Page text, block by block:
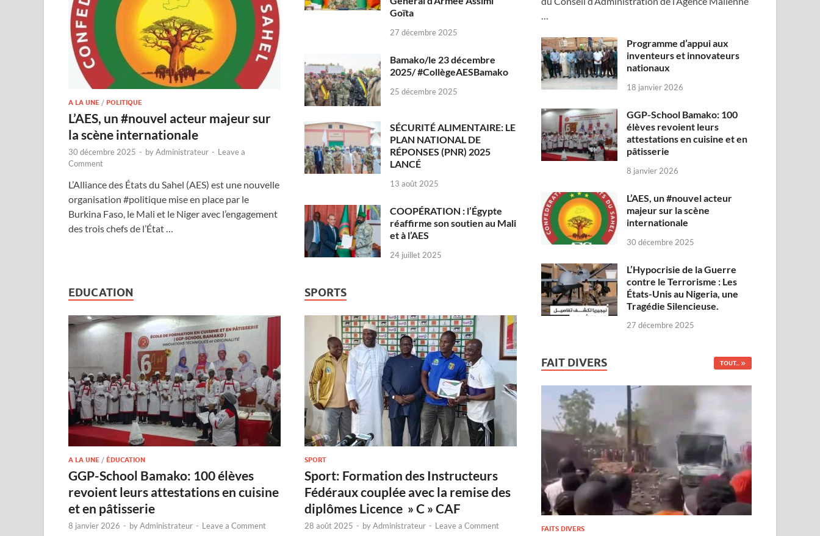
A LA UNE / POLITIQUE
L’AES, un #nouvel acteur majeur sur
la scène internationale
30 décembre 2025 - byAdministrateur - Leave a
Comment
L’Alliance des États du Sahel (AES) est une nouvelle
organisation #politique mise en place par le
Burkina Faso, le Mali et le Niger avec l’engagement
des trois chefs de l’État …
Goïta
27 décembre 2025
Bamako/le 23 décembre
2025/ #CollègeAESBamako
25 décembre 2025
SÉCURITÉ ALIMENTAIRE: LE
PLAN NATIONAL DE
RÉPONSES (PNR) 2025
LANCÉ
13 août 2025
COOPÉRATION : l’Égypte
réaffirme son soutien au Mali
et à l’AES
24 juillet 2025
EDUCATION
A LA UNE / ÉDUCATION
GGP-School Bamako: 100 élèves
revoient leurs attestations en cuisine
et en pâtisserie
8 janvier 2026 - byAdministrateur - Leave a Comment
SPORTS
SPORT
Sport: Formation des Instructeurs
Fédéraux couplée avec la remise des
diplômes Licence » C » CAF
28 août 2025 - byAdministrateur - Leave a Comment
…
Programme d’appui aux
inventeurs et innovateurs
nationaux
18 janvier 2026
GGP-School Bamako: 100
élèves revoient leurs
attestations en cuisine et en
pâtisserie
8 janvier 2026
L’AES, un #nouvel acteur
majeur sur la scène
internationale
30 décembre 2025
L’Hypocrisie de la Guerre
contre le Terrorisme : Les
États-Unis au Nigeria, une
Tragédie Silencieuse.
27 décembre 2025
FAIT DIVERS TOUT...
FAITS DIVERS